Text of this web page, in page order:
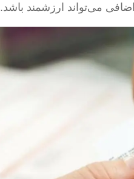
می‌تواند ارزشمند باشد.